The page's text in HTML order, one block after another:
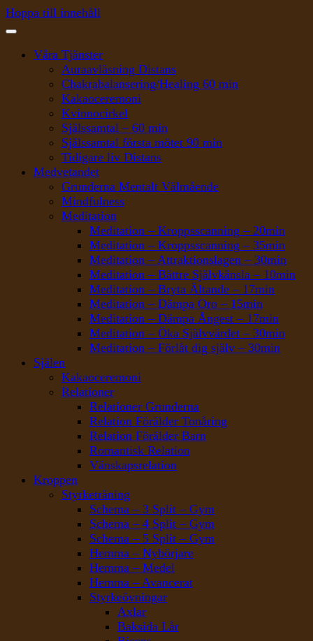
Hoppa till innehåll
Våra Tjänster
Auraavläsning Distans
Chakrabalansering/Healing 60 min
Kakaoceremoni
Kvinnocirkel
Själssamtal – 60 min
Själssamtal första mötet 90 min
Tidigare liv Distans
Medvetandet
Grunderna Mentalt Välmående
Mindfulness
Meditation
Meditation – Kroppsscanning – 20min
Meditation – Kroppsscanning – 35min
Meditation – Attraktionslagen – 30min
Meditation – Bättre Självkänsla – 10min
Meditation – Bryta Ältande – 17min
Meditation – Dämpa Oro – 15min
Meditation – Dämpa Ångest – 17min
Meditation – Öka Självvärdet – 30min
Meditation – Förlåt dig själv – 30min
Själen
Kakaoceremoni
Relationer
Relationer Grunderna
Relation Förälder Tonåring
Relation Förälder Barn
Romantisk Relation
Vänskapsrelation
Kroppen
Styrketräning
Schema – 3 Split – Gym
Schema – 4 Split – Gym
Schema – 5 Split – Gym
Hemma – Nybörjare
Hemma – Medel
Hemma – Avancerat
Styrkeövningar
Axlar
Baksida Lår